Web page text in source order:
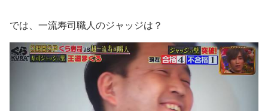
では、一流寿司職人のジャッジは？